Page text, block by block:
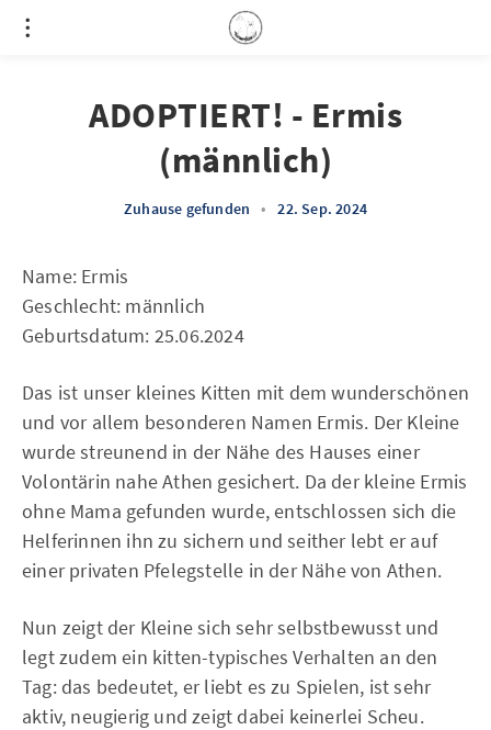
ADOPTIERT! - Ermis
(männlich)
Zuhause gefunden • 22. Sep. 2024
Name: Ermis
Geschlecht: männlich
Geburtsdatum: 25.06.2024
Das ist unser kleines Kitten mit dem wunderschönen
und vor allem besonderen Namen Ermis. Der Kleine
wurde streunend in der Nähe des Hauses einer
Volontärin nahe Athen gesichert. Da der kleine Ermis
ohne Mama gefunden wurde, entschlossen sich die
Helferinnen ihn zu sichern und seither lebt er auf
einer privaten Pfelegstelle in der Nähe von Athen.
Nun zeigt der Kleine sich sehr selbstbewusst und
legt zudem ein kitten-typisches Verhalten an den
Tag: das bedeutet, er liebt es zu Spielen, ist sehr
aktiv, neugierig und zeigt dabei keinerlei Scheu.